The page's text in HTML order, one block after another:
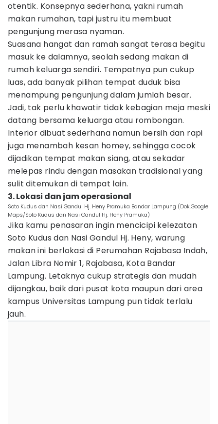
otentik. Konsepnya sederhana, yakni rumah
makan rumahan, tapi justru itu membuat
pengunjung merasa nyaman.
Suasana hangat dan ramah sangat terasa begitu
masuk ke dalamnya, seolah sedang makan di
rumah keluarga sendiri. Tempatnya pun cukup
luas, ada banyak pilihan tempat duduk bisa
menampung pengunjung dalam jumlah besar.
Jadi, tak perlu khawatir tidak kebagian meja meski
datang bersama keluarga atau rombongan.
Interior dibuat sederhana namun bersih dan rapi
juga menambah kesan homey, sehingga cocok
dijadikan tempat makan siang, atau sekadar
melepas rindu dengan masakan tradisional yang
sulit ditemukan di tempat lain.
3. Lokasi dan jam operasional
Soto Kudus dan Nasi Gandul Hj. Heny Pramuka Bandar Lampung (Dok.Google
Maps/Soto Kudus dan Nasi Gandul Hj. Heny Pramuka)
Jika kamu penasaran ingin mencicipi kelezatan
Soto Kudus dan Nasi Gandul Hj. Heny, warung
makan ini berlokasi di Perumahan Rajabasa Indah,
Jalan Libra Nomir 1, Rajabasa, Kota Bandar
Lampung. Letaknya cukup strategis dan mudah
dijangkau, baik dari pusat kota maupun dari area
kampus Universitas Lampung pun tidak terlalu
jauh.